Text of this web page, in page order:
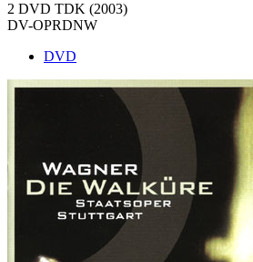
2 DVD TDK (2003)
DV-OPRDNW
DVD